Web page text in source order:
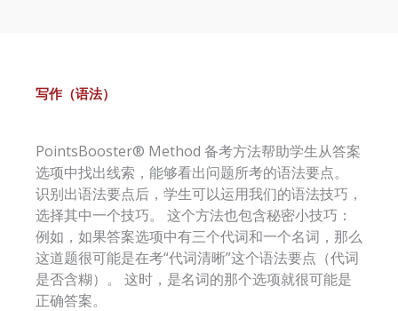
写作（语法）
PointsBooster® Method 备考方法帮助学生从答案
选项中找出线索，能够看出问题所考的语法要点。
识别出语法要点后，学生可以运用我们的语法技巧，
选择其中一个技巧。 这个方法也包含秘密小技巧：
例如，如果答案选项中有三个代词和一个名词，那么
这道题很可能是在考“代词清晰”这个语法要点（代词
是否含糊）。 这时，是名词的那个选项就很可能是
正确答案。